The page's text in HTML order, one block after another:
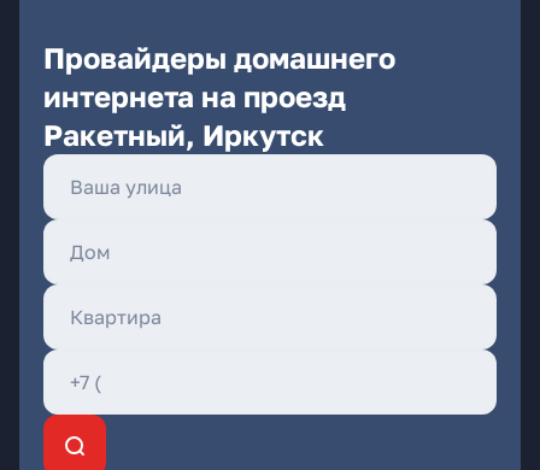
Провайдеры домашнего
интернета на проезд
Ракетный, Иркутск